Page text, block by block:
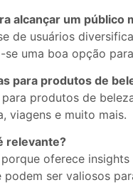
alcançar um público
de usuários
se uma boa opção
para produtos de
produtos de
viagens e muito mais.
relevante?
oferece
podem ser valiosos